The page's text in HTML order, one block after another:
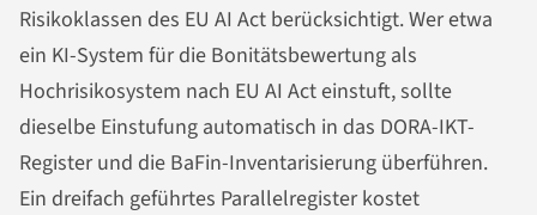
Risikoklassen des EU AI Act berücksichtigt. Wer etwa
ein KI-System für die Bonitätsbewertung als
Hochrisikosystem nach EU AI Act einstuft, sollte
dieselbe Einstufung automatisch in das DORA-IKT-
Register und die BaFin-Inventarisierung überführen.
Ein dreifach geführtes Parallelregister kostet